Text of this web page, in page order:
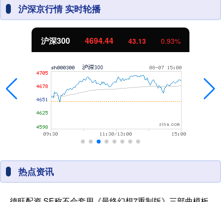
沪深京行情 实时轮播
沪深300 4694.44 43.13 0.93%
热点资讯